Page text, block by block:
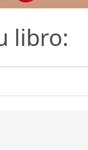
libro: